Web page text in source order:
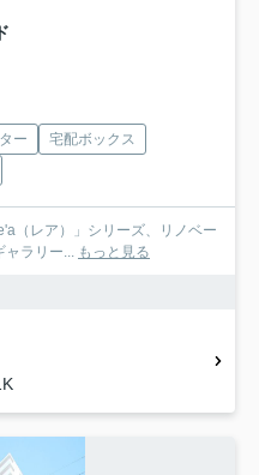
ー
宅配ボックス
（レア）」シリーズ、リノベー
ャラリー... もっと見る